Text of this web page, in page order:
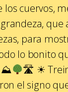
los cuervos,
que
para
lo bonito
⛰ 🛣 ☀
el signo